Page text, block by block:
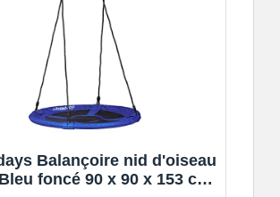
Balançoire nid d'oiseau
foncé 90 x 90 x 153 cm